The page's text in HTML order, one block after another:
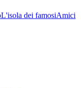
L'isola dei famosiAmici